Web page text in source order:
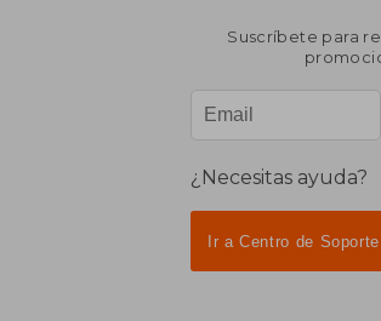
Suscríbete para
¿Necesitas ayuda?
Ir a Centro de Soporte